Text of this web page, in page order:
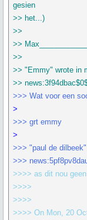
gesien
>> het...)
>>
>>
>>
>> "Emmy" wrote in
>>
>>> Wat voor een
>
>>> grt emmy
>
>>> "paul de
>>>
>>>> as dit nou
>>>>
>>>>
>>>> On Mon, 20